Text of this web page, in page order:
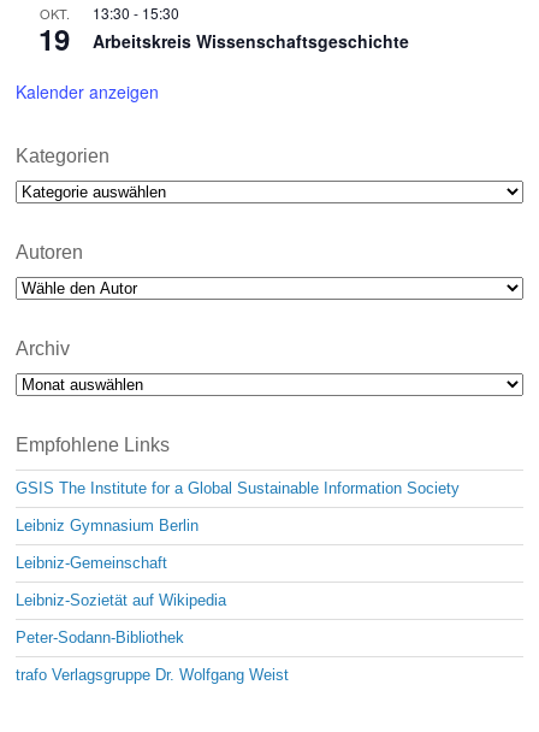
OKT.
19
13:30 - 15:30
Arbeitskreis Wissenschaftsgeschichte
Kalender anzeigen
Kategorien
Kategorien
Autoren
Archiv
Archiv
Empfohlene Links
GSIS The Institute for a Global Sustainable Information Society
Leibniz Gymnasium Berlin
Leibniz-Gemeinschaft
Leibniz-Sozietät auf Wikipedia
Peter-Sodann-Bibliothek
trafo Verlagsgruppe Dr. Wolfgang Weist